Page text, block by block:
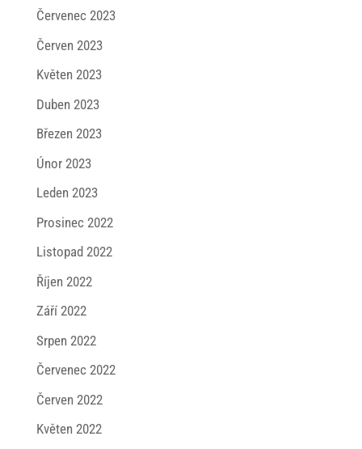
Červenec 2023
Červen 2023
Květen 2023
Duben 2023
Březen 2023
Únor 2023
Leden 2023
Prosinec 2022
Listopad 2022
Říjen 2022
Září 2022
Srpen 2022
Červenec 2022
Červen 2022
Květen 2022